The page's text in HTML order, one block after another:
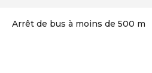
Arrêt de bus à moins de 500 m